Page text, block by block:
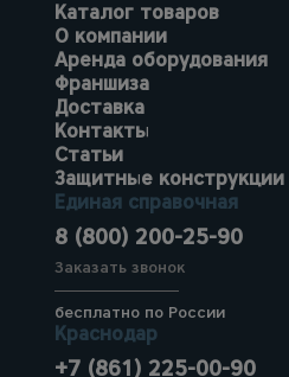
Каталог товаров
О компании
Аренда оборудования
Франшиза
Доставка
Контакты
Статьи
Защитные конструкции
Единая справочная
8 (800) 200-25-90
Заказать звонок
бесплатно по России
Краснодар
+7 (861) 225-00-90